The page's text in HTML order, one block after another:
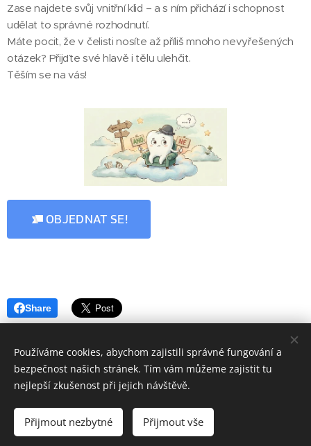
Zase najdete svůj vnitřní klid – a s ním přichází i schopnost
udělat to správné rozhodnutí.
​Máte pocit, že v čelisti nosíte až příliš mnoho nevyřešených
otázek? Přijďte své hlavě i tělu ulehčit.
​Těším se na vás! 🍀✨
OBJEDNAT SE!
Share
Praha 4 - Libuš, 142 00 - stanice MHD Sídliště Libuš
Vytvořeno službou Webnode
Používáme cookies, abychom zajistili správné fungování a
bezpečnost našich stránek. Tím vám můžeme zajistit tu
nejlepší zkušenost při jejich návštěvě.
Přijmout nezbytné Přijmout vše